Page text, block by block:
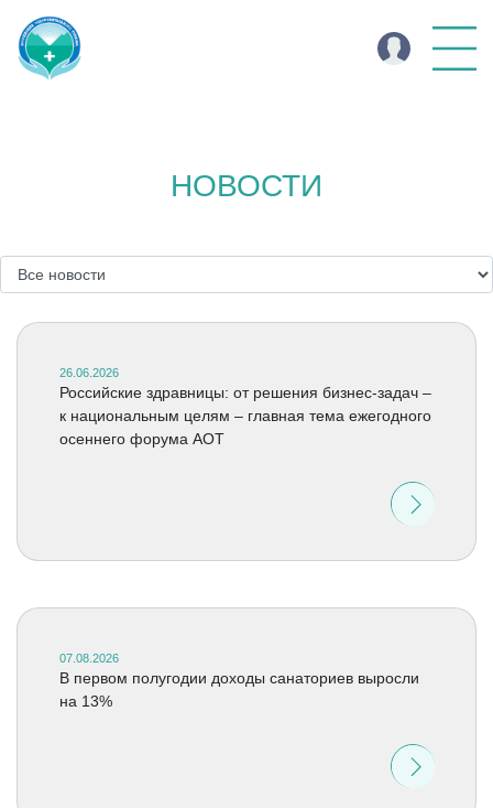
НОВОСТИ
26.06.2026
Российские здравницы: от решения бизнес-задач –
к национальным целям – главная тема ежегодного
осеннего форума АОТ
07.08.2026
В первом полугодии доходы санаториев выросли
на 13%